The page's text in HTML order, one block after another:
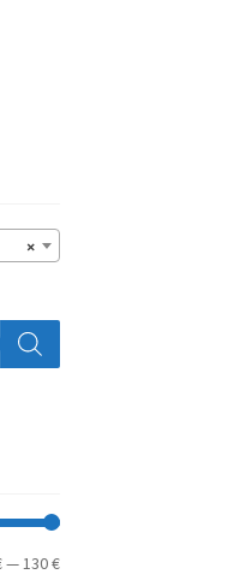
×
Min.
Max.
—130 €